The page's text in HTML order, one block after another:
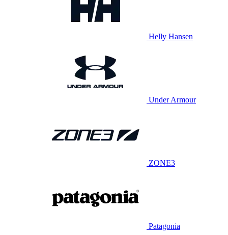
Helly Hansen
Under Armour
ZONE3
Patagonia